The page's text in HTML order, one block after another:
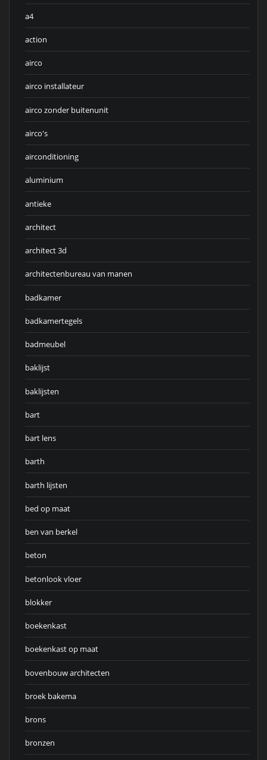
a4
action
airco
airco installateur
airco zonder buitenunit
airco's
airconditioning
aluminium
antieke
architect
architect 3d
architectenbureau van manen
badkamer
badkamertegels
badmeubel
baklijst
baklijsten
bart
bart lens
barth
barth lijsten
bed op maat
ben van berkel
beton
betonlook vloer
blokker
boekenkast
boekenkast op maat
bovenbouw architecten
broek bakema
brons
bronzen